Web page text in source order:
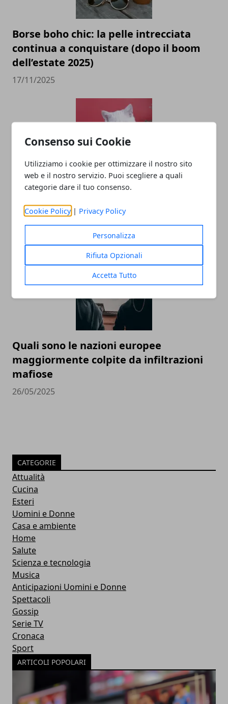
Consenso sui Cookie
Utilizziamo i cookie per ottimizzare il nostro sito
web e il nostro servizio. Puoi scegliere a quali
categorie dare il tuo consenso.
Cookie Policy | Privacy Policy
Personalizza
Rifiuta Opzionali
Accetta Tutto
Borse boho chic: la pelle intrecciata
continua a conquistare (dopo il boom
dell’estate 2025)
17/11/2025
Vacanze natalizie al mare in
destinazioni da sogno. Ecco dove
prenotare!
Quali sono le nazioni europee
maggiormente colpite da infiltrazioni
mafiose
26/05/2025
CATEGORIE
Attualità
Cucina
Esteri
Uomini e Donne
Casa e ambiente
Home
Salute
Scienza e tecnologia
Musica
Anticipazioni Uomini e Donne
Spettacoli
Gossip
Serie TV
Cronaca
Sport
ARTICOLI POPOLARI